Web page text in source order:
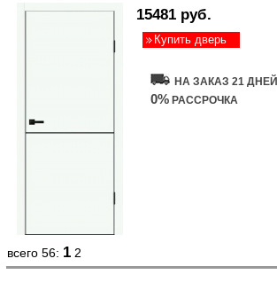
15481 руб.
Купить дверь
НА ЗАКАЗ 21 ДНЕЙ
0% РАССРОЧКА
всего 56: 1 2